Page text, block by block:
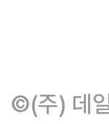
©(주) 데